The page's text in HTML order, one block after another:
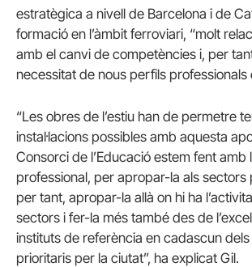
estratègica a nivell de Barcelona i de
formació en l’àmbit ferroviari, “molt
amb el canvi de competències i, per
necessitat de nous perfils professionals
“Les obres de l’estiu han de permetre
instal·lacions possibles amb aquesta
Consorci de l’Educació estem fent amb
professional, per apropar-la als sectors
per tant, apropar-la allà on hi ha
sectors i fer-la més també des de
instituts de referència en cadascun
prioritaris per la ciutat”, ha explicat Gil.